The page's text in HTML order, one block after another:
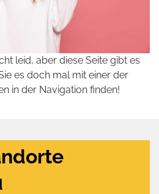
leid, aber diese Seite gibt es
es doch mal mit einer der
in der Navigation finden!